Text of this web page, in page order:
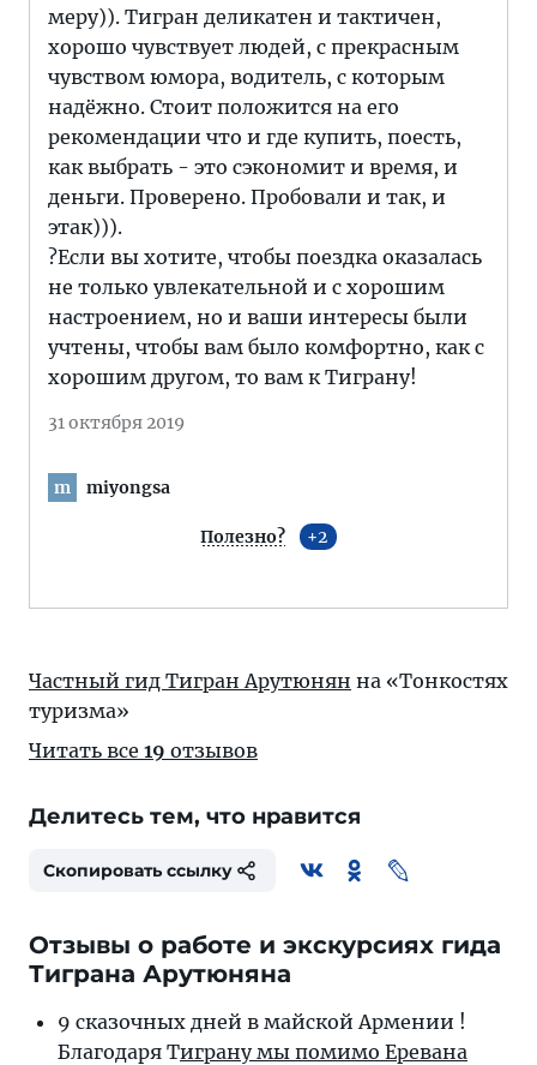
меру)). Тигран деликатен и тактичен,
хорошо чувствует людей, с прекрасным
чувством юмора, водитель, с которым
надёжно. Стоит положится на его
рекомендации что и где купить, поесть,
как выбрать - это сэкономит и время, и
деньги. Проверено. Пробовали и так, и
этак))).
?Если вы хотите, чтобы поездка оказалась
не только увлекательной и с хорошим
настроением, но и ваши интересы были
учтены, чтобы вам было комфортно, как с
хорошим другом, то вам к Тиграну!
31 октября 2019
m miyongsa
Полезно? 2
Частный гид Тигран Арутюнян на «Тонкостях
туризма»
Читать все 19 отзывов
Делитесь тем, что нравится
Скопировать ссылку
Отзывы о работе и экскурсиях гида
Тиграна Арутюняна
9 сказочных дней в майской Армении !
Благодаря Тиграну мы помимо Еревана